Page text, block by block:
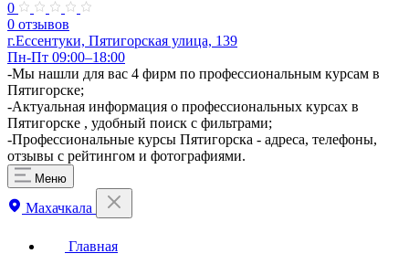
0
0 отзывов
г.Ессентуки, Пятигорская улица, 139
Пн-Пт 09:00–18:00
-Мы нашли для вас 4 фирм по профессиональным курсам в
Пятигорске;
-Актуальная информация о профессиональных курсах в
Пятигорске , удобный поиск с фильтрами;
-Профессиональные курсы Пятигорска - адреса, телефоны,
отзывы с рейтингом и фотографиями.
Меню
Махачкала
Главная